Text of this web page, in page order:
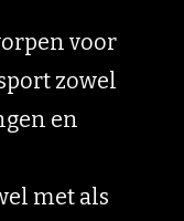
voor
zowel
en
met als